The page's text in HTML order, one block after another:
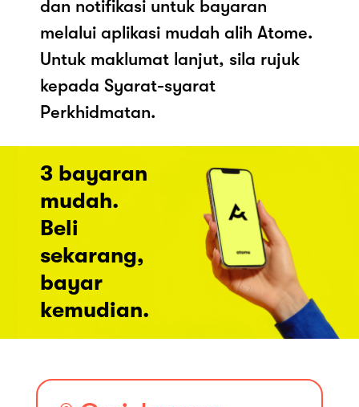
dan notifikasi untuk bayaran
melalui aplikasi mudah alih Atome.
Untuk maklumat lanjut, sila rujuk
kepada Syarat-syarat
Perkhidmatan.
3 bayaran
mudah.
Beli
sekarang,
bayar
kemudian.